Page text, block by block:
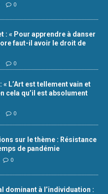
0
: « Pour apprendre à danser
faut-il avoir le droit de
0
« L’Art est tellement vain et
cela qu’il est absolument
0
sur le thème : Résistance
de pandémie
0
dominant à l’individuation :